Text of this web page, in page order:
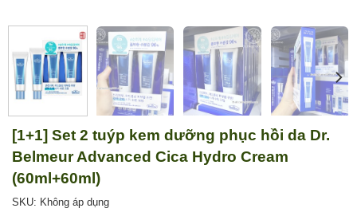
[1+1] Set 2 tuýp kem dưỡng phục hồi da Dr.
Belmeur Advanced Cica Hydro Cream
(60ml+60ml)
SKU: Không áp dụng